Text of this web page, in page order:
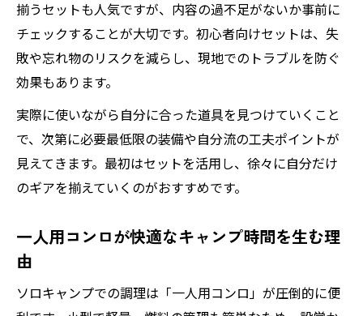
揃うセットも人気ですが、内容の過不足がないか事前に
チェックすることが大切です。初心者向けセットは、失
敗や忘れ物のリスクを減らし、現地でのトラブルを防ぐ
効果もあります。
実際に使いながら自分に合った道具を見つけていくこと
で、次第に必要最低限の装備や自分流の工夫ポイントが
見えてきます。最初はセットを活用し、徐々に自分だけ
のギアを揃えていくのがおすすめです。
一人用コンロが快適なキャンプ時間を生む理
由
ソロキャンプでの調理は「一人用コンロ」が圧倒的に便